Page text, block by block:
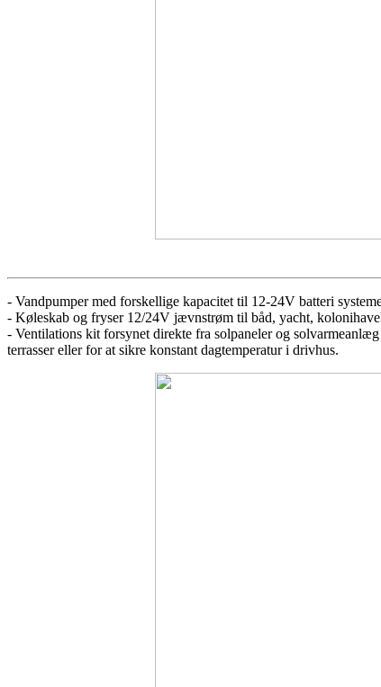
- Vandpumper med forskellige kapacitet til 12-24V batteri
- Køleskab og fryser 12/24V jævnstrøm til båd, yacht,
- Ventilations kit forsynet direkte fra solpaneler og
terrasser eller for at sikre konstant dagtemperatur i drivhus.